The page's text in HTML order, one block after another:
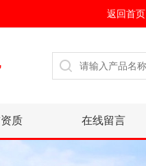
返回首页
质 在线留言